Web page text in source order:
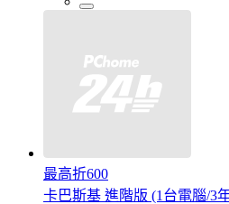
最高折600
卡巴斯基 進階版 (1台電腦/3